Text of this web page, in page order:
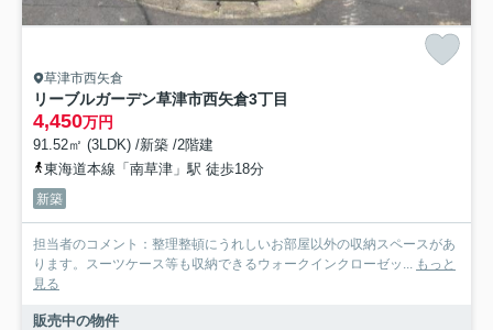
草津市西矢倉
リーブルガーデン草津市西矢倉3丁目
4,450万円
91.52㎡ (3LDK) /新築 /2階建
東海道本線「南草津」駅 徒歩18分
新築
担当者のコメント：整理整頓にうれしいお部屋以外の収納スペースがあ
ります。スーツケース等も収納できるウォークインクローゼッ... もっと
見る
販売中の物件